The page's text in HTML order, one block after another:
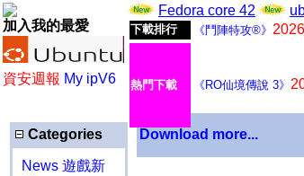
加入我的最愛
資安週報 My ipV6
Fedora core 42
下載排行 《鬥陣特攻®》 2026
熱門下載 《RO仙境傳說 3》
Categories
News 遊戲新
Download more...